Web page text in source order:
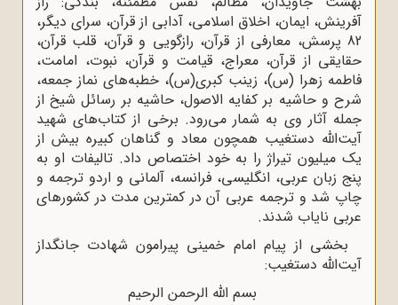
آفرینش، ایمان، اخلاق اسلامی، آدابی از قرآن، سرای دیگر،
82 پرسش، معارفی از قرآن، رازگویی و قرآن، قلب قرآن،
حقایقی از قرآن، معراج، قیامت و قرآن، نبوت، امامت،
فاطمه زهرا (س)، زینب کبری(س)، خطبه‌های نماز جمعه،
شرح و حاشیه بر کفایه الاصول، حاشیه بر رسائل شیخ از
جمله آثار وی به شمار می‌رود. برخی از کتاب‌های شهید
آیت‌الله دستغیب همچون معاد و گناهان کبیره بیش از
یک میلیون تیراژ را به خود اختصاص داد. تالیفات او به
پنج زبان عربی، انگلیسی، فرانسه، آلمانی و اردو ترجمه و
چاپ شد و ترجمه عربی آن در کمترین مدت در کشورهای
عربی نایاب شدند.
بخشی از پیام امام خمینی پیرامون شهادت جانگداز
آیت‌الله دستغیب:
بسم الله الرحمن الرحیم